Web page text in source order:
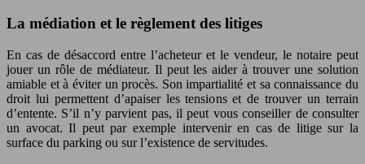
La médiation et le règlement des litiges
En cas de désaccord entre l’acheteur et le vendeur, le notaire peut
jouer un rôle de médiateur. Il peut les aider à trouver une solution
amiable et à éviter un procès. Son impartialité et sa connaissance du
droit lui permettent d’apaiser les tensions et de trouver un terrain
d’entente. S’il n’y parvient pas, il peut vous conseiller de consulter
un avocat. Il peut par exemple intervenir en cas de litige sur la
surface du parking ou sur l’existence de servitudes.